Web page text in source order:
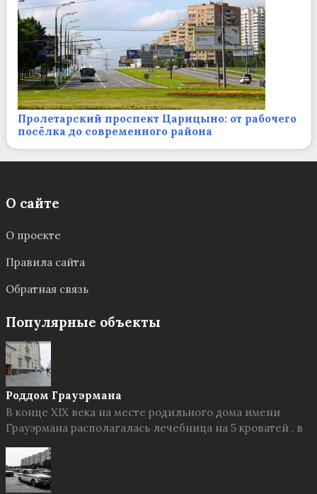
Пролетарский проспект Царицыно: от рабочего
посёлка до современного района
О сайте
О проекте
Правила сайта
Обратная связь
Популярные объекты
Роддом Грауэрмана
В конце XIX века на месте родильного дома имени
Грауэрмана располагалась лечебница на 5 кроватей , в